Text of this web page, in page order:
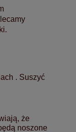
. Suszyć
że
noszone